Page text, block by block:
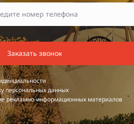
Заказать звонок
персональных данных
рекламно-информационных материалов